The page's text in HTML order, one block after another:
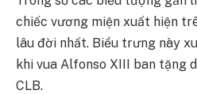
chiếc vương miện xuất hiện
lâu đời nhất. Biểu trưng này
khi vua Alfonso XIII ban tặng
CLB.